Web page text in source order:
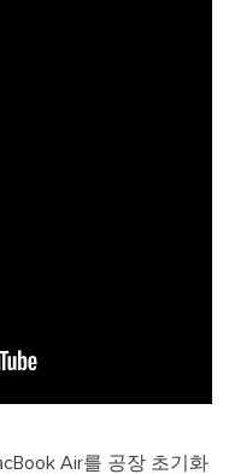
Air를 공장 초기화